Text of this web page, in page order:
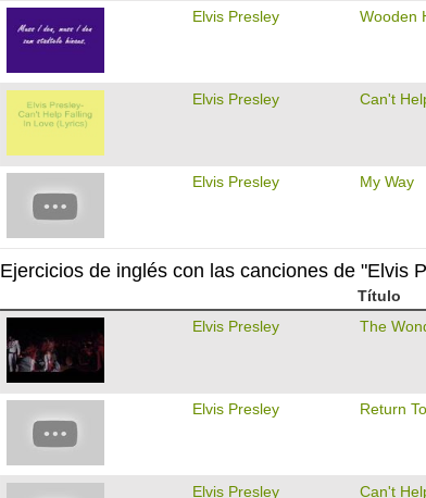
Elvis Presley Wooden
Elvis Presley Can't
Elvis Presley My Way
Ejercicios de inglés con las canciones de "Elvis
Título
Elvis Presley
The
Elvis Presley Return
Elvis Presley Can't